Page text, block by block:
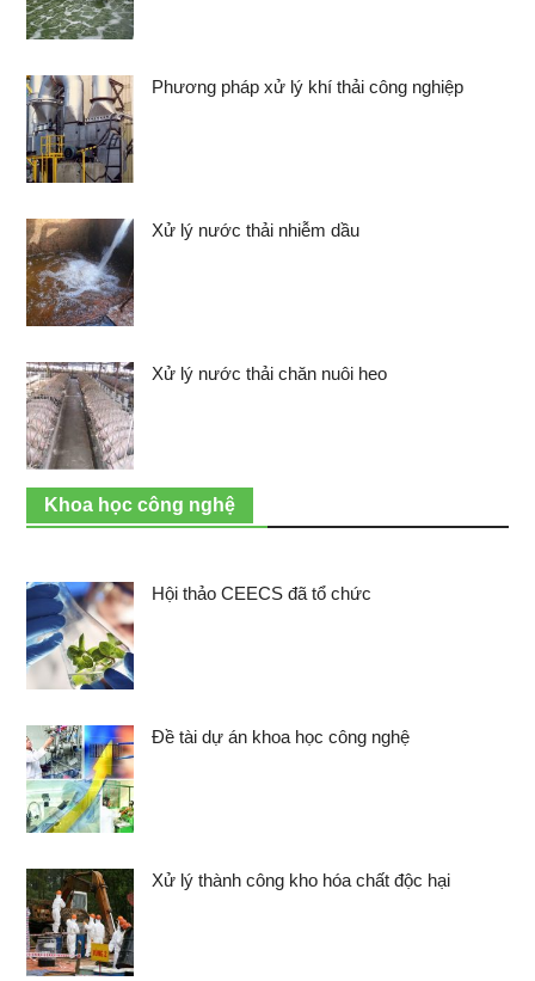
Phương pháp xử lý khí thải công nghiệp
Xử lý nước thải nhiễm dầu
Xử lý nước thải chăn nuôi heo
Khoa học công nghệ
Hội thảo CEECS đã tổ chức
Đề tài dự án khoa học công nghệ
Xử lý thành công kho hóa chất độc hại